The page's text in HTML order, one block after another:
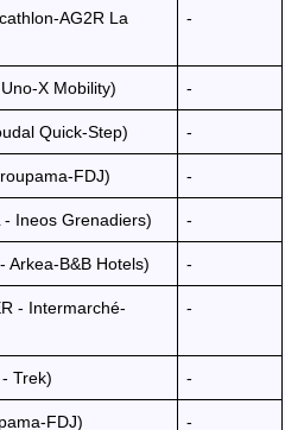
AG2R La
-
X Mobility) -
Quick-Step) -
FDJ) -
- Ineos Grenadiers) -
Arkea-B&B Hotels) -
- Intermarché-
-
Trek) -
FDJ) -